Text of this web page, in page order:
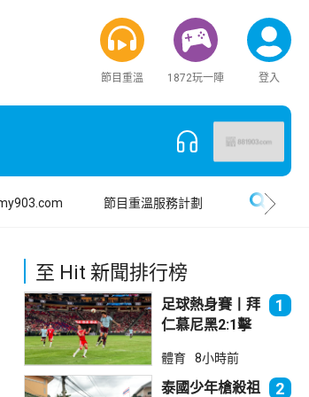
節目重溫 1872玩一陣 登入
節目重溫服務計劃
至 Hit 新聞排行榜
足球熱身賽丨拜
仁慕尼黑2:1擊
1
體育 8小時前
泰國少年槍殺祖 2